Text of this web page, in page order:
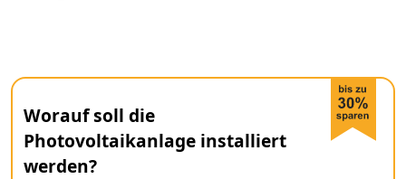
Worauf soll die
Photovoltaikanlage installiert
werden?